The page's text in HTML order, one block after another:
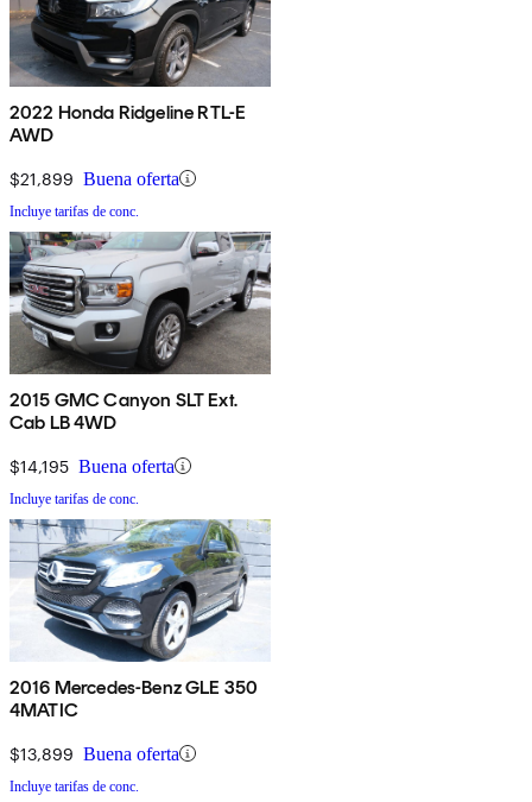
2022 Honda Ridgeline RTL-E
AWD
$21,899 Buena oferta
Incluye tarifas de conc.
2015 GMC Canyon SLT Ext.
Cab LB 4WD
$14,195 Buena oferta
Incluye tarifas de conc.
2016 Mercedes-Benz GLE 350
4MATIC
$13,899 Buena oferta
Incluye tarifas de conc.